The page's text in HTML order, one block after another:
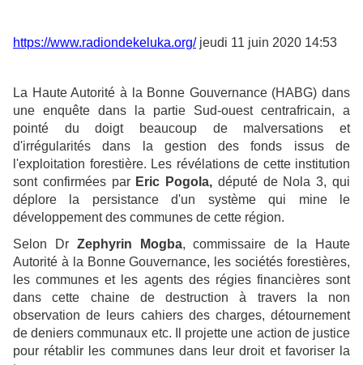
https://www.radiondekeluka.org/jeudi 11 juin 2020 14:53
La Haute Autorité à la Bonne Gouvernance (HABG) dans
une enquête dans la partie Sud-ouest centrafricain, a
pointé du doigt beaucoup de malversations et
d'irrégularités dans la gestion des fonds issus de
l'exploitation forestière. Les révélations de cette institution
sont confirmées par Eric Pogola, député de Nola 3, qui
déplore la persistance d'un système qui mine le
développement des communes de cette région.
Selon Dr Zephyrin Mogba, commissaire de la Haute
Autorité à la Bonne Gouvernance, les sociétés forestières,
les communes et les agents des régies financières sont
dans cette chaine de destruction à travers la non
observation de leurs cahiers des charges, détournement
de deniers communaux etc. Il projette une action de justice
pour rétablir les communes dans leur droit et favoriser la